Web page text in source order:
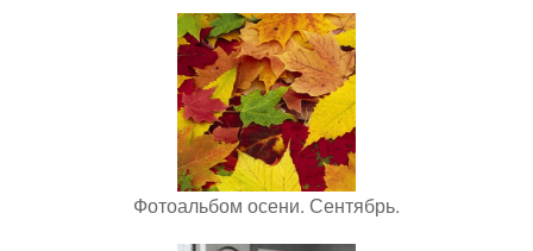
Фотоальбом осени. Сентябрь.